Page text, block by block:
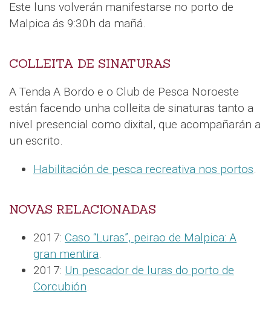
Este luns volverán manifestarse no porto de
Malpica ás 9:30h da mañá.
COLLEITA DE SINATURAS
A Tenda A Bordo e o Club de Pesca Noroeste
están facendo unha colleita de sinaturas tanto a
nivel presencial como dixital, que acompañarán a
un escrito.
Habilitación de pesca recreativa nos portos.
NOVAS RELACIONADAS
2017: Caso “Luras”, peirao de Malpica: A
gran mentira.
2017: Un pescador de luras do porto de
Corcubión.